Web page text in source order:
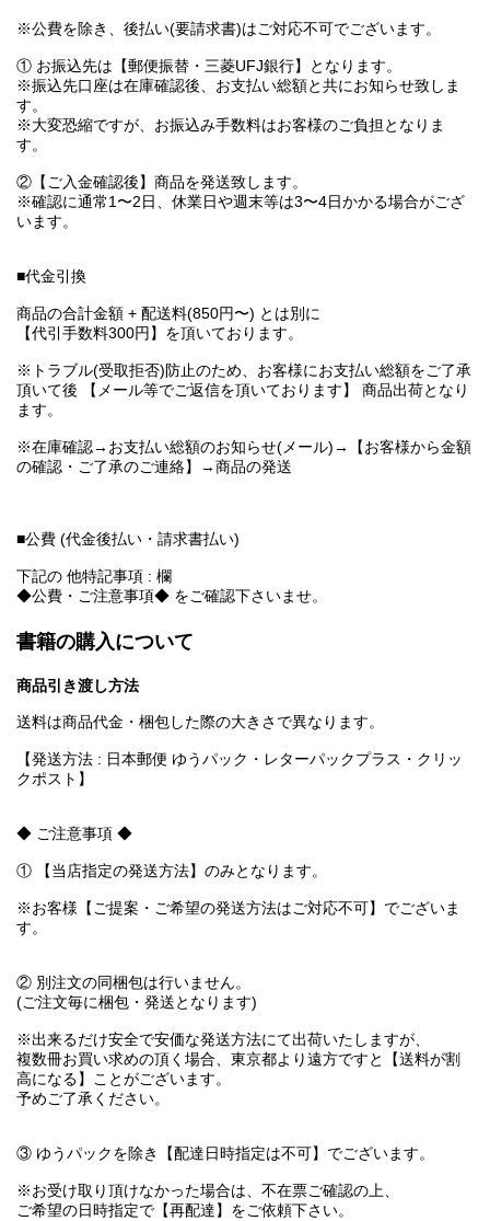
※公費を除き、後払い(要請求書)はご対応不可でございます。
① お振込先は【郵便振替・三菱UFJ銀行】となります。
※振込先口座は在庫確認後、お支払い総額と共にお知らせ致しま
す。
※大変恐縮ですが、お振込み手数料はお客様のご負担となりま
す。
②【ご入金確認後】商品を発送致します。
※確認に通常1〜2日、休業日や週末等は3〜4日かかる場合がござ
います。
■代金引換
商品の合計金額 + 配送料(850円〜) とは別に
【代引手数料300円】を頂いております。
※トラブル(受取拒否)防止のため、お客様にお支払い総額をご了承
頂いて後 【メール等でご返信を頂いております】 商品出荷となり
ます。
※在庫確認→お支払い総額のお知らせ(メール)→【お客様から金額
の確認・ご了承のご連絡】→商品の発送
■公費 (代金後払い・請求書払い)
下記の 他特記事項 : 欄
◆公費・ご注意事項◆ をご確認下さいませ。
書籍の購入について
商品引き渡し方法
送料は商品代金・梱包した際の大きさで異なります。
【発送方法 : 日本郵便 ゆうパック・レターパックプラス・クリッ
クポスト】
◆ ご注意事項 ◆
① 【当店指定の発送方法】のみとなります。
※お客様【ご提案・ご希望の発送方法はご対応不可】でございま
す。
② 別注文の同梱包は行いません。
(ご注文毎に梱包・発送となります)
※出来るだけ安全で安価な発送方法にて出荷いたしますが、
複数冊お買い求めの頂く場合、東京都より遠方ですと【送料が割
高になる】ことがございます。
予めご了承ください。
③ ゆうパックを除き【配達日時指定は不可】でございます。
※お受け取り頂けなかった場合は、不在票ご確認の上、
ご希望の日時指定で【再配達】をご依頼下さい。